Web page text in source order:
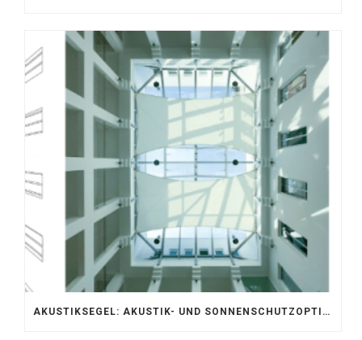
AKUSTIKSEGEL: AKUSTIK- UND SONNENSCHUTZOPTIMIERUNG IM ATRIUM DER UNIVERSITÄT BONN